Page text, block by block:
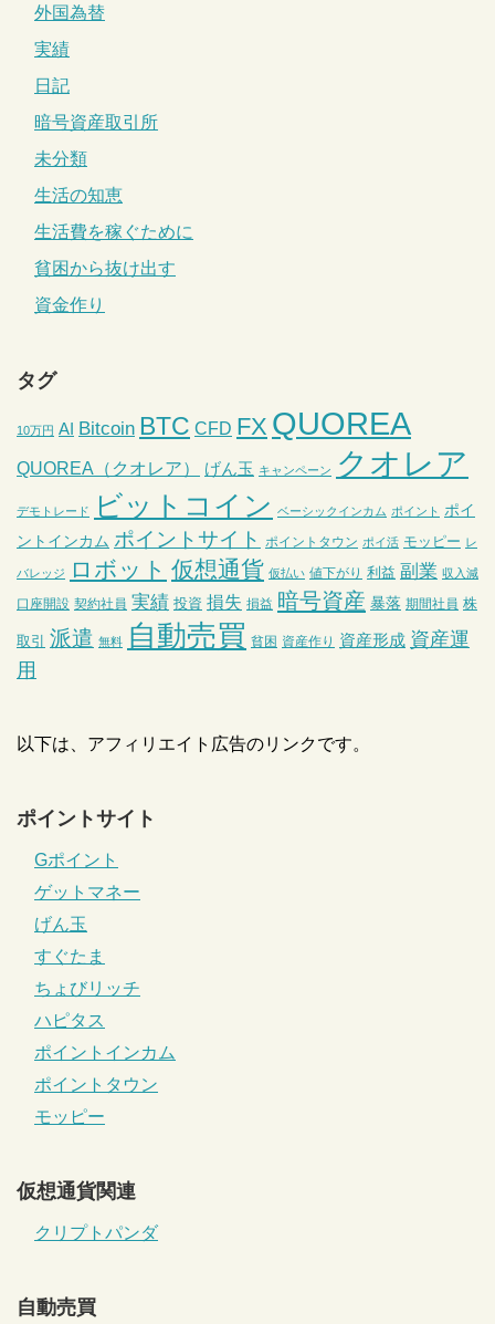
外国為替
実績
日記
暗号資産取引所
未分類
生活の知恵
生活費を稼ぐために
貧困から抜け出す
資金作り
タグ
10万円 AI Bitcoin BTC CFD FX QUOREA
QUOREA（クオレア） げん玉 キャンペーン クオレア
デモトレード ビットコイン ベーシックインカム ポイント ポイ
ントインカム ポイントサイト ポイントタウン ポイ活 モッピー レ
バレッジ ロボット 仮想通貨 仮払い 値下がり 利益 副業 収入減
口座開設 契約社員 実績 投資 損失 損益 暗号資産 暴落 期間社員 株
取引 派遣 無料 自動売買 貧困 資産作り 資産形成 資産運
用
以下は、アフィリエイト広告のリンクです。
ポイントサイト
Gポイント
ゲットマネー
げん玉
すぐたま
ちょびリッチ
ハピタス
ポイントインカム
ポイントタウン
モッピー
仮想通貨関連
クリプトパンダ
自動売買